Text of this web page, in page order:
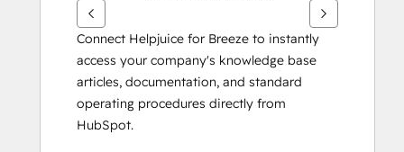
시
오.
Connect Helpjuice for Breeze to instantly
access your company's knowledge base
articles, documentation, and standard
operating procedures directly from
HubSpot.